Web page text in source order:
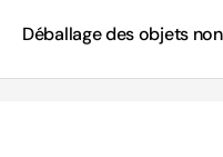
Déballage des objets